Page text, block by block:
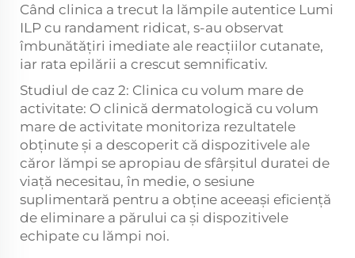
Când clinica a trecut la lămpile autentice Lumi
ILP cu randament ridicat, s-au observat
îmbunătățiri imediate ale reacțiilor cutanate,
iar rata epilării a crescut semnificativ.
Studiul de caz 2: Clinica cu volum mare de
activitate: O clinică dermatologică cu volum
mare de activitate monitoriza rezultatele
obținute și a descoperit că dispozitivele ale
căror lămpi se apropiau de sfârșitul duratei de
viață necesitau, în medie, o sesiune
suplimentară pentru a obține aceeași eficiență
de eliminare a părului ca și dispozitivele
echipate cu lămpi noi.